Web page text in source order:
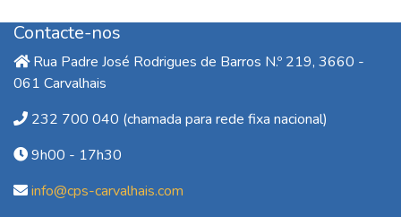
Contacte-nos
Rua Padre José Rodrigues de Barros N.º 219, 3660 -
061 Carvalhais
232 700 040 (chamada para rede fixa nacional)
9h00 - 17h30
info@cps-carvalhais.com